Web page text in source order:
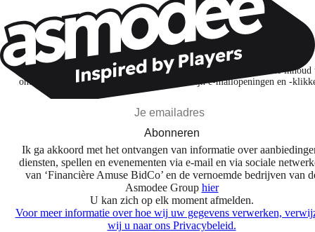
Wil je nog meer spelnieuws ontvangen?
Ik abonneer me om spellen, nieuwe releases en gepersonaliseerde inhoud
ontdekken op basis van mijn interesses en mijn e-mailopeningen en -
Abonneren
Ik ga akkoord met het ontvangen van informatie over
diensten, spellen en evenementen via e-mail en via sociale
van ‘Financière Amuse BidCo’ en de vernoemde bedrijven van
Asmodee Group hier
U kan zich op elk moment afmelden.
Voor meer informatie over hoe wij uw gegevens verwerken,
wij u naar ons Privacybeleid.